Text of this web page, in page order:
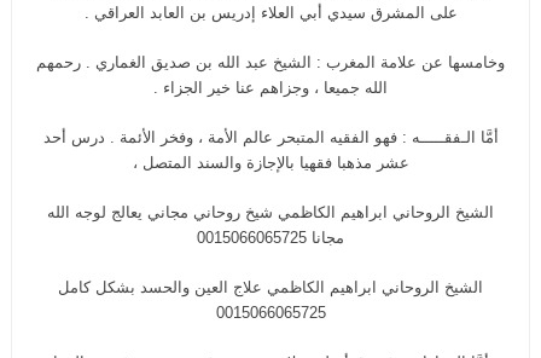
على المشرق سيدي أبي العلاء إدريس بن العابد العراقي .
وخامسها عن علامة المغرب : الشيخ عبد الله بن صديق الغماري . رحمهم
الله جميعا ، وجزاهم عنا خير الجزاء .
أمَّا الـفقـــــه : فهو الفقيه المتبحر عالم الأمة ، وفخر الأئمة . درس أحد
عشر مذهبا فقهيا بالإجازة والسند المتصل ،
الشيخ الروحاني ابراهيم الكاظمي شيخ روحاني مجاني يعالج لوجه الله
مجانا 0015066065725
الشيخ الروحاني ابراهيم الكاظمي علاج العين والحسد بشكل كامل
0015066065725